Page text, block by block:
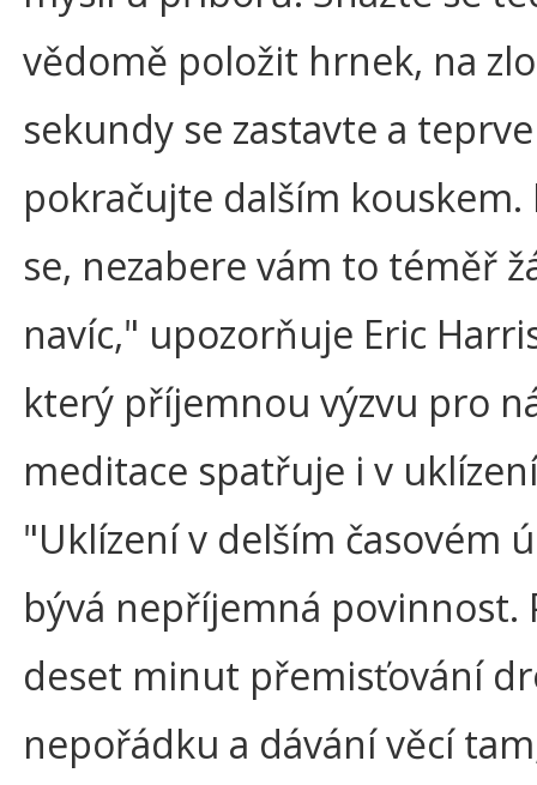
vědomě položit hrnek, na
sekundy se zastavte a
pokračujte dalším
se, nezabere vám to téměř
navíc," upozorňuje Eric
který příjemnou výzvu pro
meditace spatřuje i v
"Uklízení v delším časovém
bývá nepříjemná povinnost.
deset minut přemisťování
nepořádku a dávání věcí